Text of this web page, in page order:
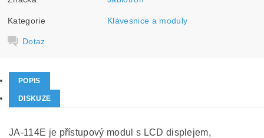
Kategorie Klávesnice a moduly
Dotaz
POPIS
DISKUZE
JA-114E je přístupový modul s LCD displejem,